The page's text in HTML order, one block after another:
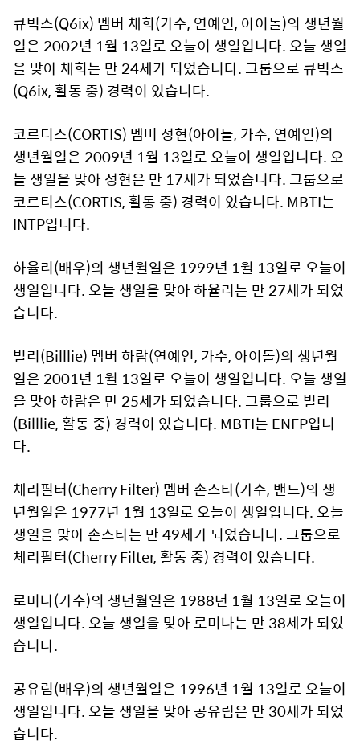
큐빅스(Q6ix) 멤버 채희(가수, 연예인, 아이돌)의 생년월
일은 2002년 1월 13일로 오늘이 생일입니다. 오늘 생일
을 맞아 채희는 만 24세가 되었습니다. 그룹으로 큐빅스
(Q6ix, 활동 중) 경력이 있습니다.
코르티스(CORTIS) 멤버 성현(아이돌, 가수, 연예인)의
생년월일은 2009년 1월 13일로 오늘이 생일입니다. 오
늘 생일을 맞아 성현은 만 17세가 되었습니다. 그룹으로
코르티스(CORTIS, 활동 중) 경력이 있습니다. MBTI는
INTP입니다.
하율리(배우)의 생년월일은 1999년 1월 13일로 오늘이
생일입니다. 오늘 생일을 맞아 하율리는 만 27세가 되었
습니다.
빌리(Billlie) 멤버 하람(연예인, 가수, 아이돌)의 생년월
일은 2001년 1월 13일로 오늘이 생일입니다. 오늘 생일
을 맞아 하람은 만 25세가 되었습니다. 그룹으로 빌리
(Billlie, 활동 중) 경력이 있습니다. MBTI는 ENFP입니
다.
체리필터(Cherry Filter) 멤버 손스타(가수, 밴드)의 생
년월일은 1977년 1월 13일로 오늘이 생일입니다. 오늘
생일을 맞아 손스타는 만 49세가 되었습니다. 그룹으로
체리필터(Cherry Filter, 활동 중) 경력이 있습니다.
로미나(가수)의 생년월일은 1988년 1월 13일로 오늘이
생일입니다. 오늘 생일을 맞아 로미나는 만 38세가 되었
습니다.
공유림(배우)의 생년월일은 1996년 1월 13일로 오늘이
생일입니다. 오늘 생일을 맞아 공유림은 만 30세가 되었
습니다.